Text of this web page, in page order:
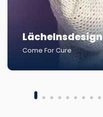
Lächelnsdesign
Come For Cure